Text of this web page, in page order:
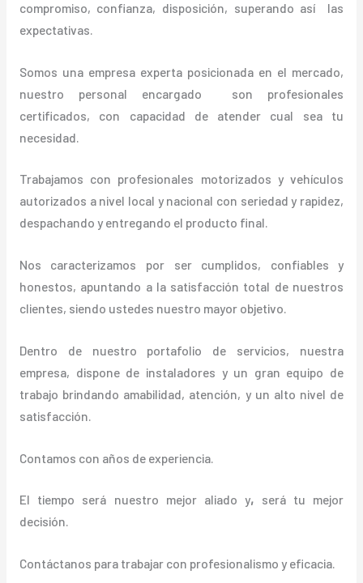
compromiso, confianza, disposición, superando así las
expectativas.
Somos una empresa experta posicionada en el mercado,
nuestro personal encargado son profesionales
certificados, con capacidad de atender cual sea tu
necesidad.
Trabajamos con profesionales motorizados y vehículos
autorizados a nivel local y nacional con seriedad y rapidez,
despachando y entregando el producto final.
Nos caracterizamos por ser cumplidos, confiables y
honestos, apuntando a la satisfacción total de nuestros
clientes, siendo ustedes nuestro mayor objetivo.
Dentro de nuestro portafolio de servicios, nuestra
empresa, dispone de instaladores y un gran equipo de
trabajo brindando amabilidad, atención, y un alto nivel de
satisfacción.
Contamos con años de experiencia.
El tiempo será nuestro mejor aliado y, será tu mejor
decisión.
Contáctanos para trabajar con profesionalismo y eficacia.